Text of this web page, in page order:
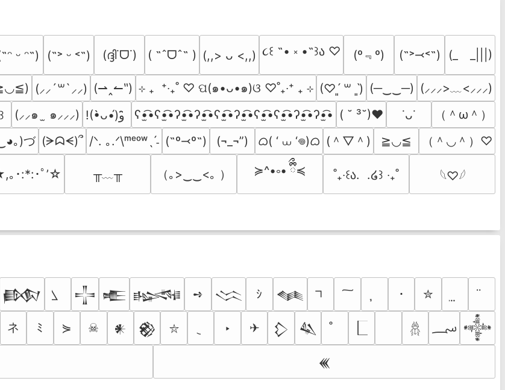
ᵕ ᵔ˶) (˶˃ ᵕ ˂˶) (ദ്ദി˙ᗜ˙) ( ˶ˆᗜˆ˵ ) (,,> ᴗ <,,) ૮꒰ ˶• ༝ •˶꒱ა ♡ (º﹃º) (˶˃⤙˂˶) (_　_|||)
(⸝⸝´꒳`⸝⸝) (⇀‸↼‶) ⊹ ₊  ⁺‧₊˚ ♡ ପ(๑•ᴗ•๑)ଓ ♡˚₊‧⁺ ₊ ⊹ (♡ˊ͈ ꒳ ˋ͈) (─‿‿─) (⸝⸝⸝>﹏<⸝⸝⸝)
(⸝⸝๑  ̫ ๑⸝⸝⸝) ʕ•̫͡•ʕ•̫͡•ʔ•̫͡•ʔ•̫͡•ʕ•̫͡•ʔ•̫͡•ʕ•̫͡•ʕ•̫͡•ʔ•̫͡•ʔ•̫͡• ( ˘ ³˘)♥ ˙ᴗ˙
（＾ω＾）
｡)づ (ᗒᗣᗕ)՞ /ᐠ. ｡.ᐟ\ᵐᵉᵒʷˎˊ˗ (˶º⤙º˶) (¬_¬”) ᜊ( ‘ ⩊ ‘𖦹)ᜊ (＾▽＾) ≧◡≦ （＾◡＾）♡
｡･:*:･ﾟ’☆ ╥﹏╥ （｡>‿‿<｡ ） ≽^•༚• ྀིྀ≼ ˚₊‧꒰ა.  .໒꒱ ‧₊˚ 𓆩♡𓆪
𒁃 𒋲 𒍫 𒈙 ➺ 𒈱 ｼ 𒈝 ･ ✮
ネ ﾐ ⋟ ☠ 𒀭 𒆙 ⛥ ‣ ✈ 𒁷 𒈑 𓆣 ؄ 𒀱
𒌍